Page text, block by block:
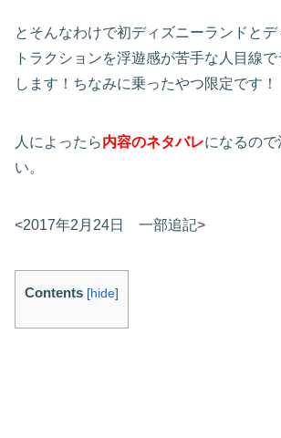
とそんなわけで初ディズニーランドと
トラクションを浮遊感が苦手な人目線
します！ちなみに乗ったやつ限定です！
人によったら内容のネタバレになるので
い。
<2017年2月24日 一部追記>
Contents [hide]